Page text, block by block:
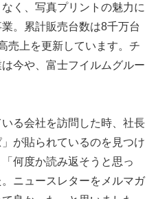
く、写真プリントの魅力に
。累計販売台数は8千万台
売上を更新しています。チ
今や、富士フイルムグルー
る会社を訪問した時、社長
が貼られているのを見つけ
何度か読み返そうと思っ
ニュースレターをメルマガ